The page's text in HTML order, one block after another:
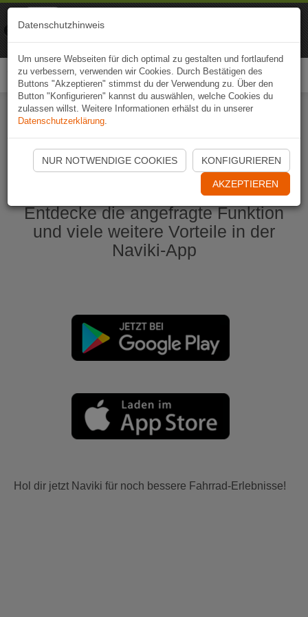
Naviki App jetzt öffnen
Entdecke die angefragte Funktion
und viele weitere Vorteile in der
Naviki-App
Hol dir jetzt Naviki für noch bessere Fahrrad-Erlebnisse!
Datenschutzhinweis
Um unsere Webseiten für dich optimal zu gestalten und fortlaufend
zu verbessern, verwenden wir Cookies. Durch Bestätigen des
Buttons "Akzeptieren" stimmst du der Verwendung zu. Über den
Button "Konfigurieren" kannst du auswählen, welche Cookies du
zulassen willst. Weitere Informationen erhälst du in unserer
Datenschutzerklärung.
NUR NOTWENDIGE COOKIES KONFIGURIEREN
AKZEPTIEREN
Naviki